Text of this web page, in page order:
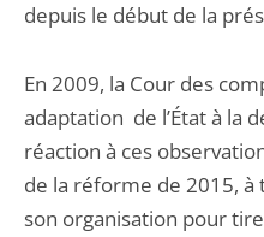
depuis le début de la
En 2009, la Cour des
adaptation de l’État à la
réaction à ces
de la réforme de 2015,
son organisation pour